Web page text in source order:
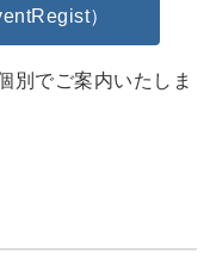
）
別でご案内いたしま